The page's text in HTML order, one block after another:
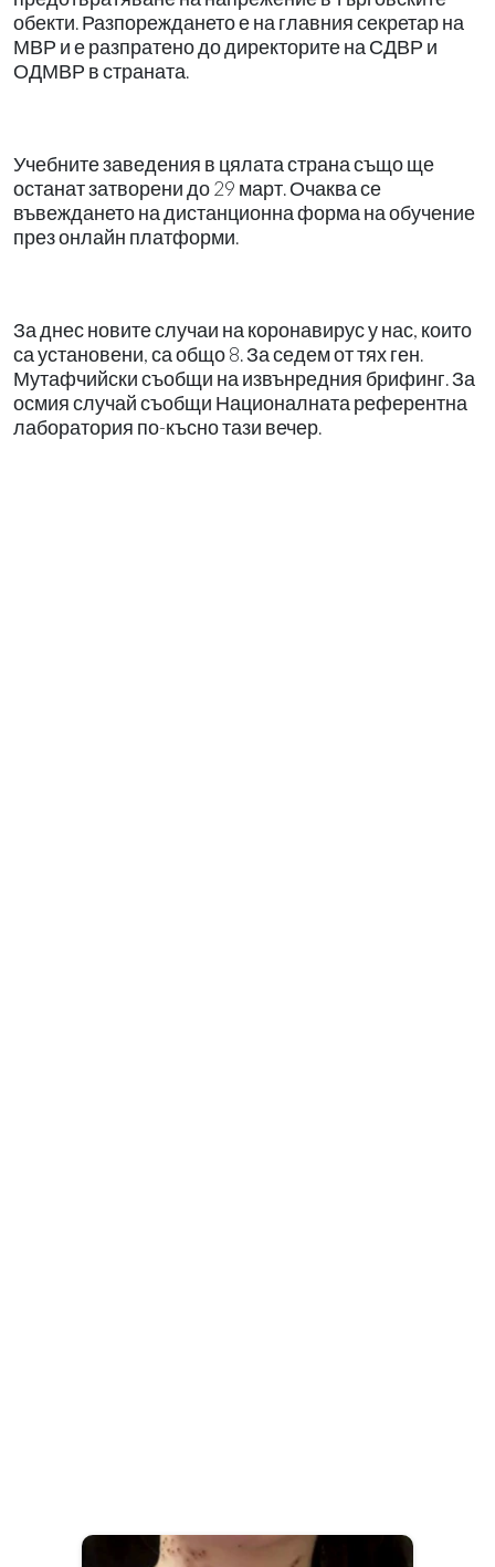
обекти. Разпореждането е на главния секретар на
МВР и е разпратено до директорите на СДВР и
ОДМВР в страната.
Учебните заведения в цялата страна също ще
останат затворени до 29 март. Очаква се
въвеждането на дистанционна форма на обучение
през онлайн платформи.
За днес новите случаи на коронавирус у нас, които
са установени, са общо 8. За седем от тях ген.
Мутафчийски съобщи на извънредния брифинг. За
осмия случай съобщи Националната референтна
лаборатория по-късно тази вечер.